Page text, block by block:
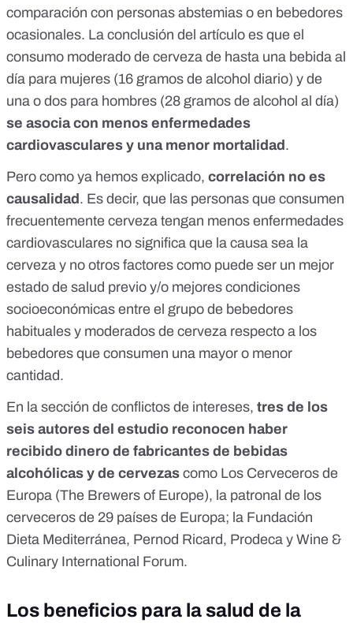
comparación con personas abstemias o en bebedores
ocasionales. La conclusión del artículo es que el
consumo moderado de cerveza de hasta una bebida al
día para mujeres (16 gramos de alcohol diario) y de
una o dos para hombres (28 gramos de alcohol al día)
se asocia con menos enfermedades
cardiovasculares y una menor mortalidad .
Pero como ya hemos explicado, correlación no es
causalidad . Es decir, que las personas que consumen
frecuentemente cerveza tengan menos enfermedades
cardiovasculares no significa que la causa sea la
cerveza y no otros factores como puede ser un mejor
estado de salud previo y/o mejores condiciones
socioeconómicas entre el grupo de bebedores
habituales y moderados de cerveza respecto a los
bebedores que consumen una mayor o menor
cantidad.
En la sección de conflictos de intereses, tres de los
seis autores del estudio reconocen haber
recibido dinero de fabricantes de bebidas
alcohólicas y de cervezas como Los Cerveceros de
Europa (The Brewers of Europe), la patronal de los
cerveceros de 29 países de Europa; la Fundación
Dieta Mediterránea, Pernod Ricard, Prodeca y Wine &
Culinary International Forum.
Los beneficios para la salud de la